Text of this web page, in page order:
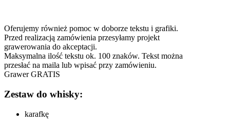
Oferujemy również pomoc w doborze tekstu i grafiki.
Przed realizacją zamówienia przesyłamy projekt
grawerowania do akceptacji.
Maksymalna ilość tekstu ok. 100 znaków. Tekst można
przesłać na maila lub wpisać przy zamówieniu.
Grawer GRATIS
Zestaw do whisky:
karafkę